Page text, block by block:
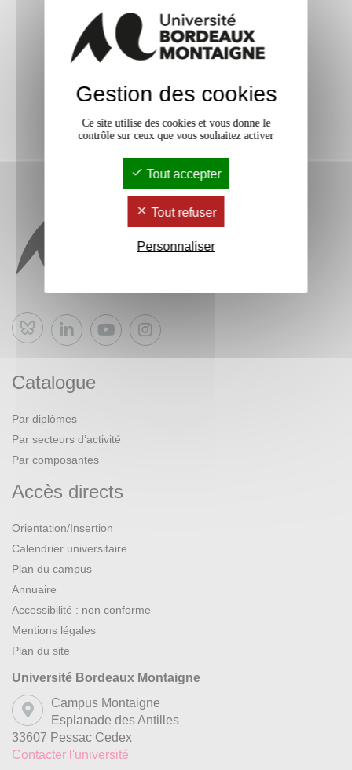
Bluesky
Catalogue
Par diplômes
Par secteurs d’activité
Par composantes
Accès directs
Orientation/Insertion
Calendrier universitaire
Plan du campus
Annuaire
Accessibilité : non conforme
Mentions légales
Plan du site
Université Bordeaux Montaigne
Campus Montaigne
Esplanade des Antilles
33607 Pessac Cedex
Contacter l'université
Gestion des cookies
Ce site utilise des cookies et vous donne le
contrôle sur ceux que vous souhaitez activer
Tout accepter
Tout refuser
Personnaliser